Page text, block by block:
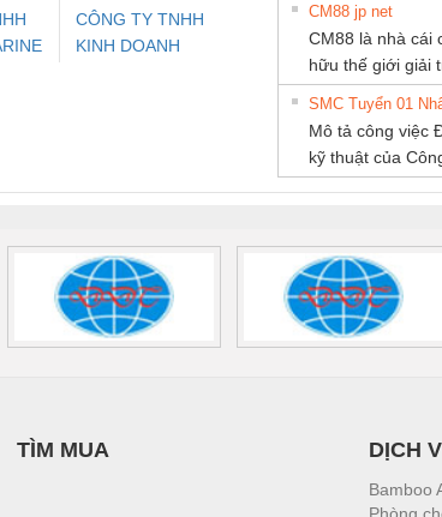
Rơ Le An Toàn
Bộ giám sát chuỗi
tấm pin
TRANSCLINIC 16I+
1K5 H (2502520000)
Bộ
điện
CÔNG TY TNHH
KINH DOANH
CÔNG TY TNHH
THIẾT BỊ CÔNG
NGHIỆP NIHON
SETSUBI VIỆT
CM88 jp net
CM88 là nhà cái
hữu thế giới giải
SMC Tuyển 01
Mô tả công việc
kỹ thuật của
TÌM MUA DỊCH
Bamboo
Phòng